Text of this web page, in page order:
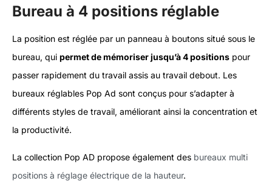
Bureau à 4 positions réglable
La position est réglée par un panneau à boutons situé sous le
bureau, qui permet de mémoriser jusqu’à 4 positions pour
passer rapidement du travail assis au travail debout. Les
bureaux réglables Pop Ad sont conçus pour s’adapter à
différents styles de travail, améliorant ainsi la concentration et
la productivité.
La collection Pop AD propose également des bureaux multi
positions à réglage électrique de la hauteur.